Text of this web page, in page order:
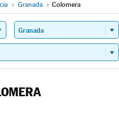
» Granada » Colomera